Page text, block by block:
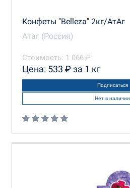
Конфеты "Belleza" 2кг/АтАг
Атаг (Россия)
Стоимость: 1 066 ₽
Цена: 533 ₽ за 1 кг
Подписаться
Нет в наличии